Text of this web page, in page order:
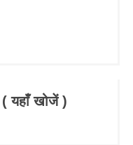
यहाँ खोजें )